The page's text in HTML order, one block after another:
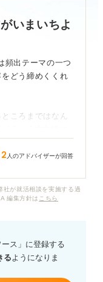
いまいちよ
頻出テーマの一つ
どう締めくくれ
ころまではなん
ういう方向性に
？ 締め方の例
2 人のアドバイザーが回答
が就活相談を実施する過
編集方針は こちら
ス」に登録する
るようになりま